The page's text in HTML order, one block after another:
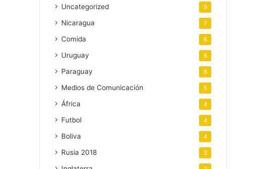
Uncategorized 9
Nicaragua 7
Comida 6
Uruguay 6
Paraguay 6
Medios de Comunicación 5
África 4
Futbol 4
Boliva 4
Rusia 2018 3